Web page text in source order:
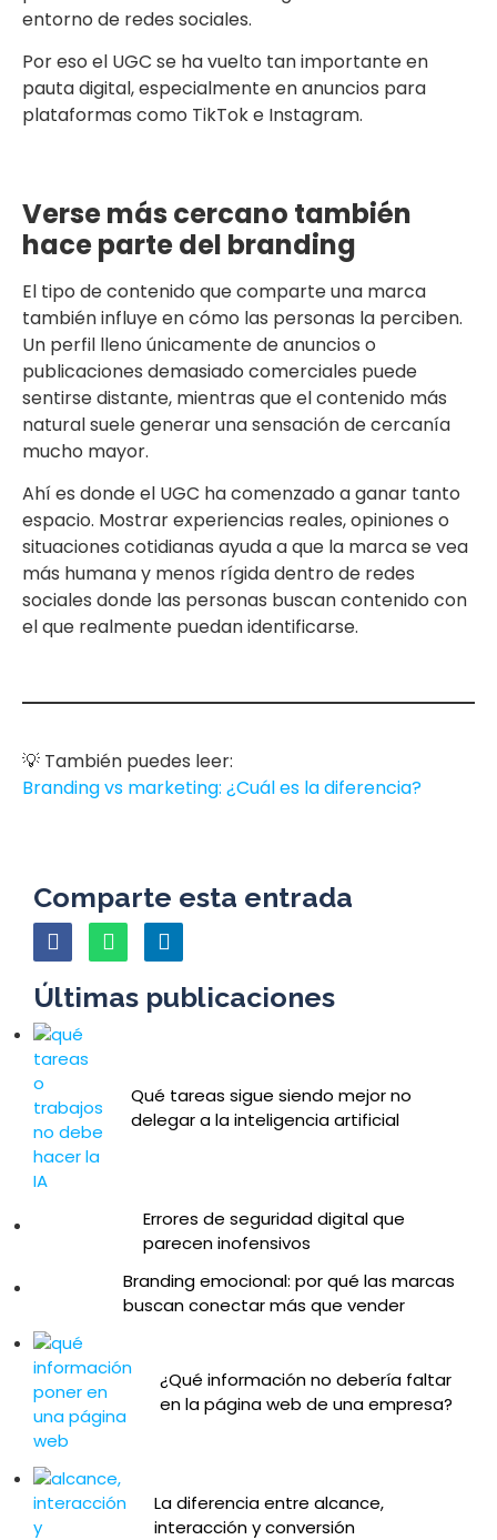
entorno de redes sociales.
Por eso el UGC se ha vuelto tan importante en
pauta digital, especialmente en anuncios para
plataformas como TikTok e Instagram.
Verse más cercano también
hace parte del branding
El tipo de contenido que comparte una marca
también influye en cómo las personas la perciben.
Un perfil lleno únicamente de anuncios o
publicaciones demasiado comerciales puede
sentirse distante, mientras que el contenido más
natural suele generar una sensación de cercanía
mucho mayor.
Ahí es donde el UGC ha comenzado a ganar tanto
espacio. Mostrar experiencias reales, opiniones o
situaciones cotidianas ayuda a que la marca se vea
más humana y menos rígida dentro de redes
sociales donde las personas buscan contenido con
el que realmente puedan identificarse.
💡 También puedes leer:
Branding vs marketing: ¿Cuál es la diferencia?
Comparte esta entrada
Últimas publicaciones
Qué tareas sigue siendo mejor no
delegar a la inteligencia artificial
Errores de seguridad digital que
parecen inofensivos
Branding emocional: por qué las marcas
buscan conectar más que vender
¿Qué información no debería faltar
en la página web de una empresa?
La diferencia entre alcance,
interacción y conversión